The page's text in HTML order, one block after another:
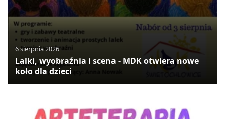
6 sierpnia 2026
Lalki, wyobraźnia i scena - MDK otwiera nowe
koło dla dzieci